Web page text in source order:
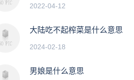
2022-04-12
大陆吃不起榨菜是什么意思
2024-02-18
男娘是什么意思